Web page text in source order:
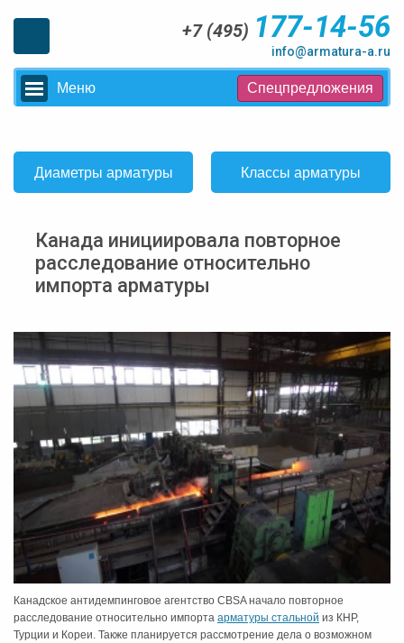
+7 (495) 177-14-56
info@armatura-a.ru
Меню Спецпредложения
Диаметры арматуры Классы арматуры
Канада инициировала повторное
расследование относительно
импорта арматуры
Канадское антидемпинговое агентство CBSA начало повторное
расследование относительно импорта арматуры стальной из КНР,
Турции и Кореи. Также планируется рассмотрение дела о возможном